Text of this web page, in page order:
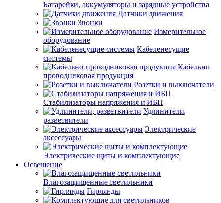
Батарейки, аккумуляторы и зарядные устройства
Датчики движения
Звонки
Измерительное
оборудование
Кабеленесущие
системы
Кабельно-
проводниковая продукция
Розетки и выключатели
Стабилизаторы напряжения и ИБП
Удлинители,
разветвители
Электрические
аксессуары
Электрические щиты и комплектующие
Освещение
Влагозащищенные светильники
Гирлянды